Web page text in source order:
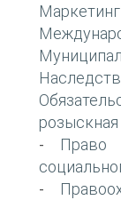
Маркетинг
- Право
-